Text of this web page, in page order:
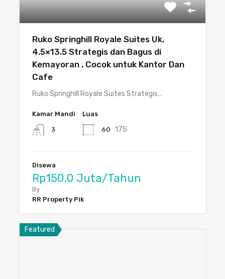
Ruko Springhill Royale Suites Uk.
4.5×13.5 Strategis dan Bagus di
Kemayoran , Cocok untuk Kantor Dan
Cafe
Ruko Springhill Royale Suites Strategis…
Kamar Mandi
3
Luas
60 175
Disewa
Rp150.0 Juta/Tahun
By
RR Property Pik
Featured